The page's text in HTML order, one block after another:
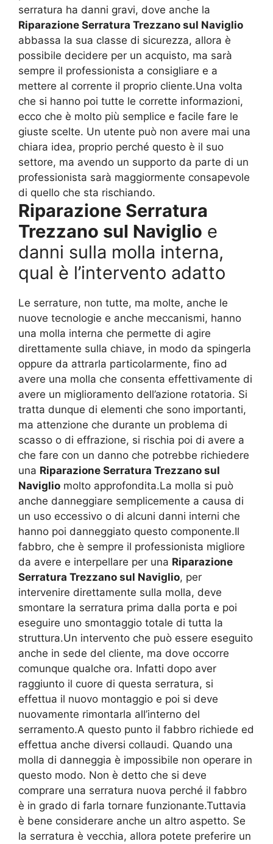
serratura ha danni gravi, dove anche la
Riparazione Serratura Trezzano sul Naviglio
abbassa la sua classe di sicurezza, allora è
possibile decidere per un acquisto, ma sarà
sempre il professionista a consigliare e a
mettere al corrente il proprio cliente.Una volta
che si hanno poi tutte le corrette informazioni,
ecco che è molto più semplice e facile fare le
giuste scelte. Un utente può non avere mai una
chiara idea, proprio perché questo è il suo
settore, ma avendo un supporto da parte di un
professionista sarà maggiormente consapevole
di quello che sta rischiando.
Riparazione Serratura
Trezzano sul Naviglio e
danni sulla molla interna,
qual è l’intervento adatto
Le serrature, non tutte, ma molte, anche le
nuove tecnologie e anche meccanismi, hanno
una molla interna che permette di agire
direttamente sulla chiave, in modo da spingerla
oppure da attrarla particolarmente, fino ad
avere una molla che consenta effettivamente di
avere un miglioramento dell’azione rotatoria. Si
tratta dunque di elementi che sono importanti,
ma attenzione che durante un problema di
scasso o di effrazione, si rischia poi di avere a
che fare con un danno che potrebbe richiedere
una Riparazione Serratura Trezzano sul
Naviglio molto approfondita.La molla si può
anche danneggiare semplicemente a causa di
un uso eccessivo o di alcuni danni interni che
hanno poi danneggiato questo componente.Il
fabbro, che è sempre il professionista migliore
da avere e interpellare per una Riparazione
Serratura Trezzano sul Naviglio, per
intervenire direttamente sulla molla, deve
smontare la serratura prima dalla porta e poi
eseguire uno smontaggio totale di tutta la
struttura.Un intervento che può essere eseguito
anche in sede del cliente, ma dove occorre
comunque qualche ora. Infatti dopo aver
raggiunto il cuore di questa serratura, si
effettua il nuovo montaggio e poi si deve
nuovamente rimontarla all’interno del
serramento.A questo punto il fabbro richiede ed
effettua anche diversi collaudi. Quando una
molla di danneggia è impossibile non operare in
questo modo. Non è detto che si deve
comprare una serratura nuova perché il fabbro
è in grado di farla tornare funzionante.Tuttavia
è bene considerare anche un altro aspetto. Se
la serratura è vecchia, allora potete preferire un